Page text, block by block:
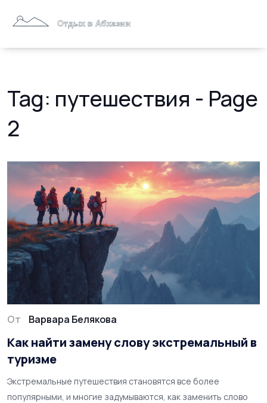
Tag: путешествия - Page
2
От Варвара Белякова
Как найти замену слову экстремальный в
туризме
Экстремальные путешествия становятся все более
популярными, и многие задумываются, как заменить слово